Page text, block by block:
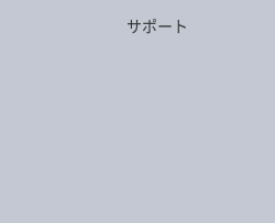
サポート